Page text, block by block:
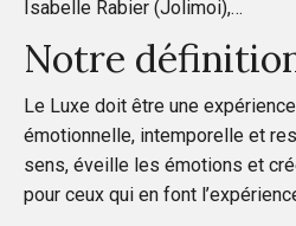
l
i
c
Isabelle Rabier (Jolimoi),…
Notre
Le Luxe doit être une
émotionnelle, intemporelle et
sens, éveille les émotions et
pour ceux qui en font